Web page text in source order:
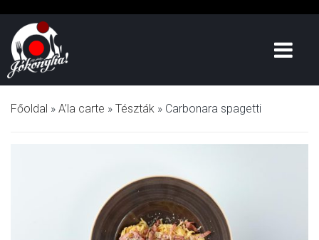
Főoldal » A’la carte » Tészták » Carbonara spagetti